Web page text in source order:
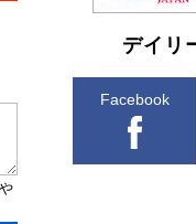
デイリ
Facebook